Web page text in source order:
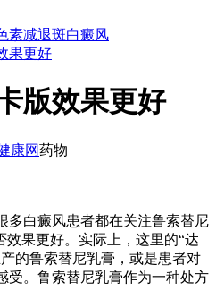
素减退斑白癜风
果更好
版效果更好
康网药物
多白癜风患者都在关注鲁索替尼
效果更好。实际上，这里的“达
的鲁索替尼乳膏，或是患者对
受。鲁索替尼乳膏作为一种处方